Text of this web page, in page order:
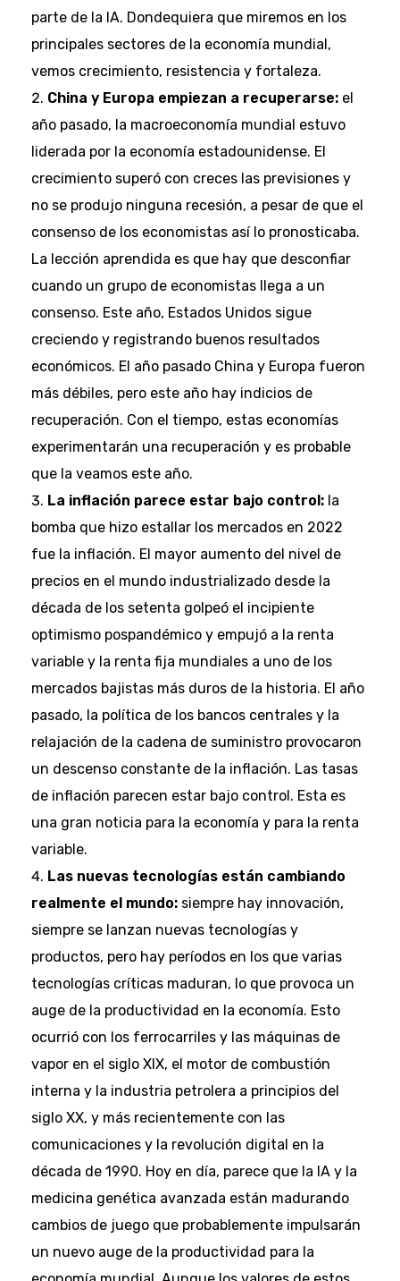
parte de la IA. Dondequiera que miremos en los
principales sectores de la economía mundial,
vemos crecimiento, resistencia y fortaleza.
China y Europa empiezan a recuperarse: el
año pasado, la macroeconomía mundial estuvo
liderada por la economía estadounidense. El
crecimiento superó con creces las previsiones y
no se produjo ninguna recesión, a pesar de que el
consenso de los economistas así lo pronosticaba.
La lección aprendida es que hay que desconfiar
cuando un grupo de economistas llega a un
consenso. Este año, Estados Unidos sigue
creciendo y registrando buenos resultados
económicos. El año pasado China y Europa fueron
más débiles, pero este año hay indicios de
recuperación. Con el tiempo, estas economías
experimentarán una recuperación y es probable
que la veamos este año.
La inflación parece estar bajo control: la
bomba que hizo estallar los mercados en 2022
fue la inflación. El mayor aumento del nivel de
precios en el mundo industrializado desde la
década de los setenta golpeó el incipiente
optimismo pospandémico y empujó a la renta
variable y la renta fija mundiales a uno de los
mercados bajistas más duros de la historia. El año
pasado, la política de los bancos centrales y la
relajación de la cadena de suministro provocaron
un descenso constante de la inflación. Las tasas
de inflación parecen estar bajo control. Esta es
una gran noticia para la economía y para la renta
variable.
Las nuevas tecnologías están cambiando
realmente el mundo: siempre hay innovación,
siempre se lanzan nuevas tecnologías y
productos, pero hay períodos en los que varias
tecnologías críticas maduran, lo que provoca un
auge de la productividad en la economía. Esto
ocurrió con los ferrocarriles y las máquinas de
vapor en el siglo XIX, el motor de combustión
interna y la industria petrolera a principios del
siglo XX, y más recientemente con las
comunicaciones y la revolución digital en la
década de 1990. Hoy en día, parece que la IA y la
medicina genética avanzada están madurando
cambios de juego que probablemente impulsarán
un nuevo auge de la productividad para la